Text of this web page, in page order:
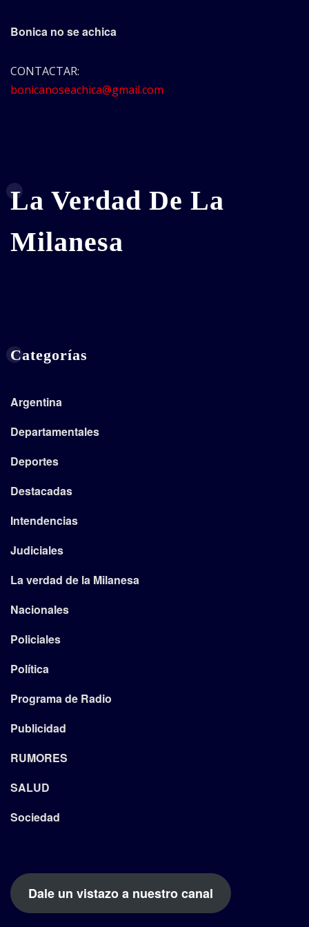
Bonica no se achica
CONTACTAR:
bonicanoseachica@gmail.com
La Verdad De La
Milanesa
Categorías
Argentina
Departamentales
Deportes
Destacadas
Intendencias
Judiciales
La verdad de la Milanesa
Nacionales
Policiales
Política
Programa de Radio
Publicidad
RUMORES
SALUD
Sociedad
Dale un vistazo a nuestro canal